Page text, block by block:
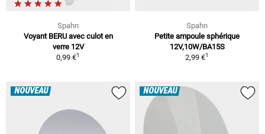
Spahn
Voyant BERU avec culot en
verre 12V
0,99 €1
Spahn
Petite ampoule sphérique
12V,10W/BA15S
2,99 €1
NOUVEAU NOUVEAU